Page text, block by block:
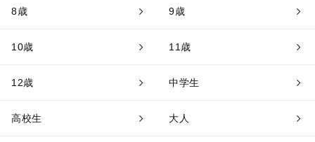
8歳 9歳
10歳 11歳
12歳 中学生
高校生 大人